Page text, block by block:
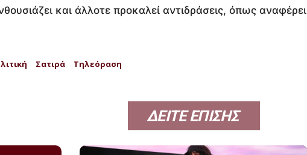
και άλλοτε προκαλεί αντιδράσεις, όπως αναφέρει
Σατιρά Τηλεόραση
ΔΕΙΤΕ ΕΠΙΣΗΣ